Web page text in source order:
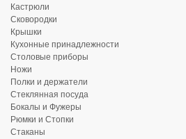
Кастрюли
Сковородки
Крышки
Кухонные принадлежности
Столовые приборы
Ножи
Полки и держатели
Стеклянная посуда
Бокалы и Фужеры
Рюмки и Стопки
Стаканы